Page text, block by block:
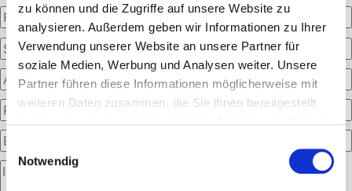
zu können und die Zugriffe auf unsere Website zu
analysieren. Außerdem geben wir Informationen zu Ihrer
Verwendung unserer Website an unsere Partner für
soziale Medien, Werbung und Analysen weiter. Unsere
Partner führen diese Informationen möglicherweise mit
weiteren Daten zusammen, die Sie ihnen bereitgestellt
Einwilligungsauswahl
Notwendig